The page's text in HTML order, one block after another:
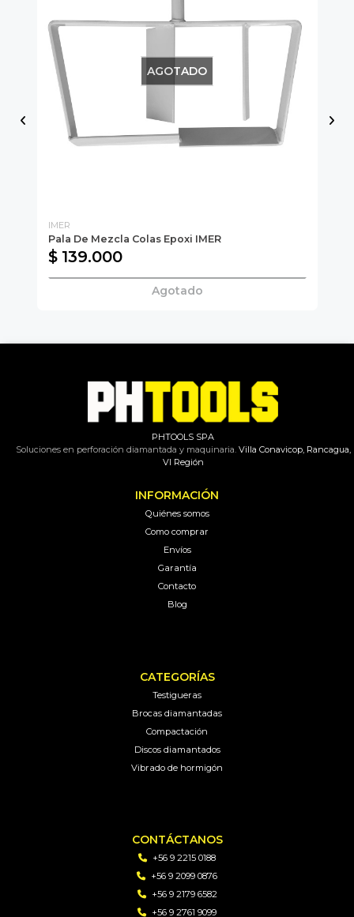
AGOTADO
IMER
Pala De Mezcla Colas Epoxi IMER
$ 139.000
Agotado
PHTOOLS SPA
Soluciones en perforación diamantada y maquinaria.Villa Conavicop, Rancagua,
VI Región
INFORMACIÓN
Quiénes somos
Como comprar
Envíos
Garantía
Contacto
Blog
CATEGORÍAS
Testigueras
Brocas diamantadas
Compactación
Discos diamantados
Vibrado de hormigón
CONTÁCTANOS
+56 9 2215 0188
+56 9 2099 0876
+56 9 2179 6582
+56 9 2761 9099